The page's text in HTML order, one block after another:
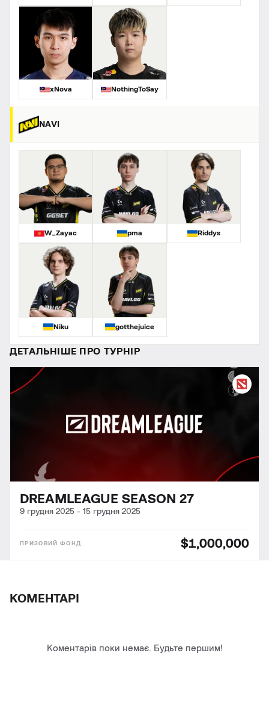
xNova NothingToSay
NAVI
W_Zayac pma Riddys
Niku gotthejuice
ДЕТАЛЬНІШЕ ПРО ТУРНІР
DREAMLEAGUE SEASON 27
9 грудня 2025 - 15 грудня 2025
$1,000,000
КОМЕНТАРІ
Коментарів поки немає. Будьте першим!